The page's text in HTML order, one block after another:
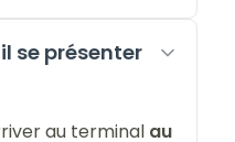
se présenter
au terminal au